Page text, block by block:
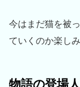
今はまだ猫を被
ていくのか楽し
物語の登場